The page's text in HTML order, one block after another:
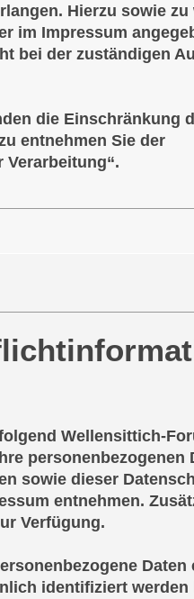
Hierzu sowie zu
im Impressum
bei der zuständigen
die Einschränkung
entnehmen Sie der
Verarbeitung“.
Wellensittich-
personenbezogenen
sowie dieser
entnehmen.
Verfügung.
Daten
identifiziert werden